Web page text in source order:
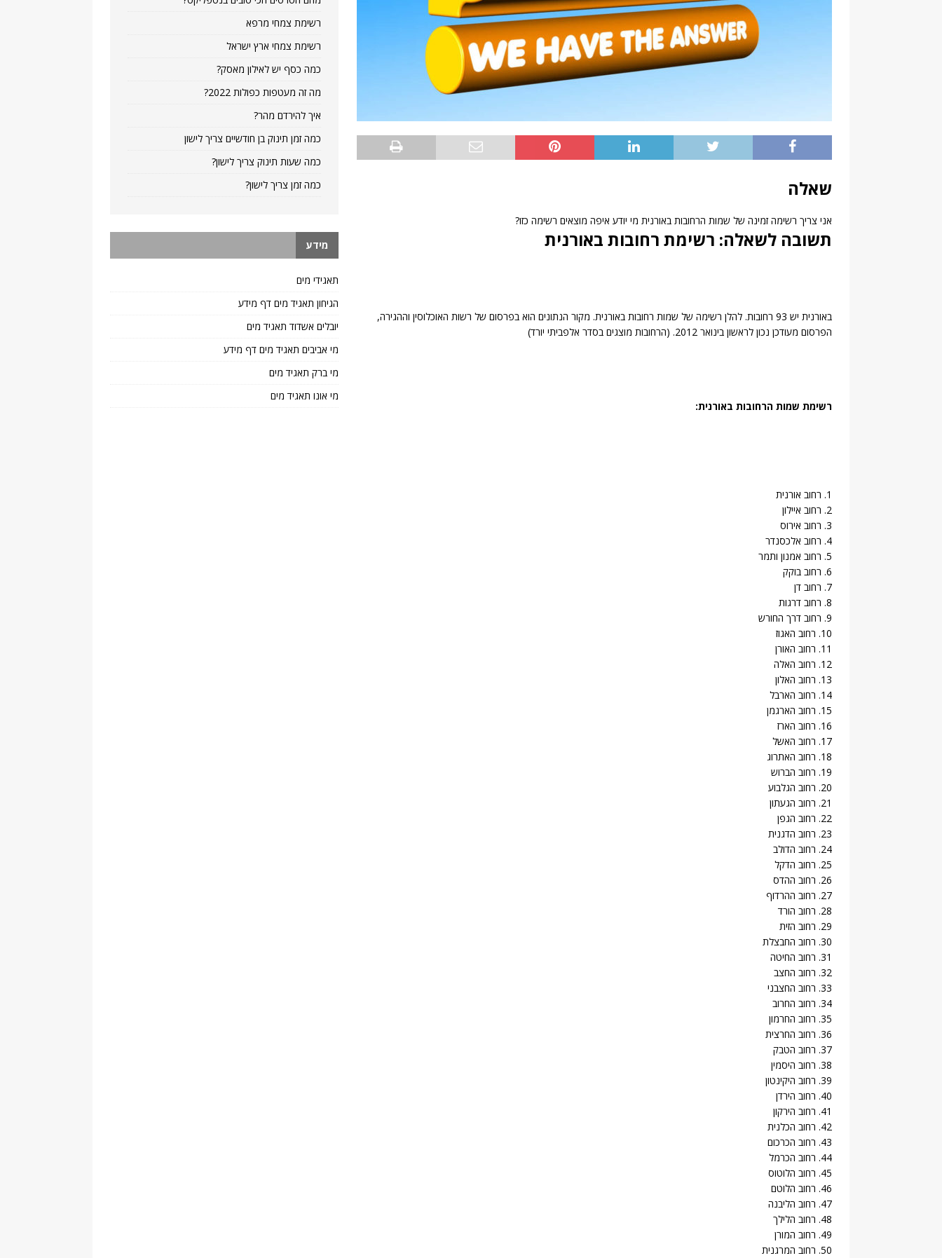
שאלה
אני צריך רשימה זמינה של שמות הרחובות באורנית מי יודע איפה מוצאים רשימה כזו?
תשובה לשאלה: רשימת רחובות באורנית
באורנית יש 93 רחובות. להלן רשימה של שמות רחובות באורנית. מקור הנתונים הוא בפרסום של רשות האוכלוסין וההגירה,
הפרסום מעודכן נכון לראשון בינואר 2012. (הרחובות מוצגים בסדר אלפביתי יורד)
רשימת שמות הרחובות באורנית:
1. רחוב אורנית
2. רחוב איילון
3. רחוב אירוס
4. רחוב אלכסנדר
5. רחוב אמנון ותמר
6. רחוב בוקק
7. רחוב דן
8. רחוב דרגות
9. רחוב דרך החורש
10. רחוב האגוז
11. רחוב האורן
12. רחוב האלה
13. רחוב האלון
14. רחוב הארבל
15. רחוב הארגמן
16. רחוב הארז
17. רחוב האשל
18. רחוב האתרוג
19. רחוב הברוש
20. רחוב הגלבוע
21. רחוב הגעתון
22. רחוב הגפן
23. רחוב הדגנית
24. רחוב הדולב
25. רחוב הדקל
26. רחוב ההדס
27. רחוב ההרדוף
28. רחוב הורד
29. רחוב הזית
30. רחוב החבצלת
31. רחוב החיטה
32. רחוב החצב
33. רחוב החצבני
34. רחוב החרוב
35. רחוב החרמון
36. רחוב החרצית
37. רחוב הטבק
38. רחוב היסמין
39. רחוב היקינטון
40. רחוב הירדן
41. רחוב הירקון
42. רחוב הכלנית
43. רחוב הכרכום
44. רחוב הכרמל
45. רחוב הלוטוס
46. רחוב הלוטם
47. רחוב הליבנה
48. רחוב הלילך
49. רחוב המורן
50. רחוב המרגנית
רשימת צמחי מרפא
רשימת צמחי ארץ ישראל
כמה כסף יש לאילון מאסק?
מה זה מעטפות כפולות 2022?
איך להירדם מהר?
כמה זמן תינוק בן חודשיים צריך לישון
כמה שעות תינוק צריך לישון?
כמה זמן צריך לישון?
מידע
תאגידי מים
הגיחון תאגיד מים דף מידע
יובלים אשדוד תאגיד מים
מי אביבים תאגיד מים דף מידע
מי ברק תאגיד מים
מי אונו תאגיד מים